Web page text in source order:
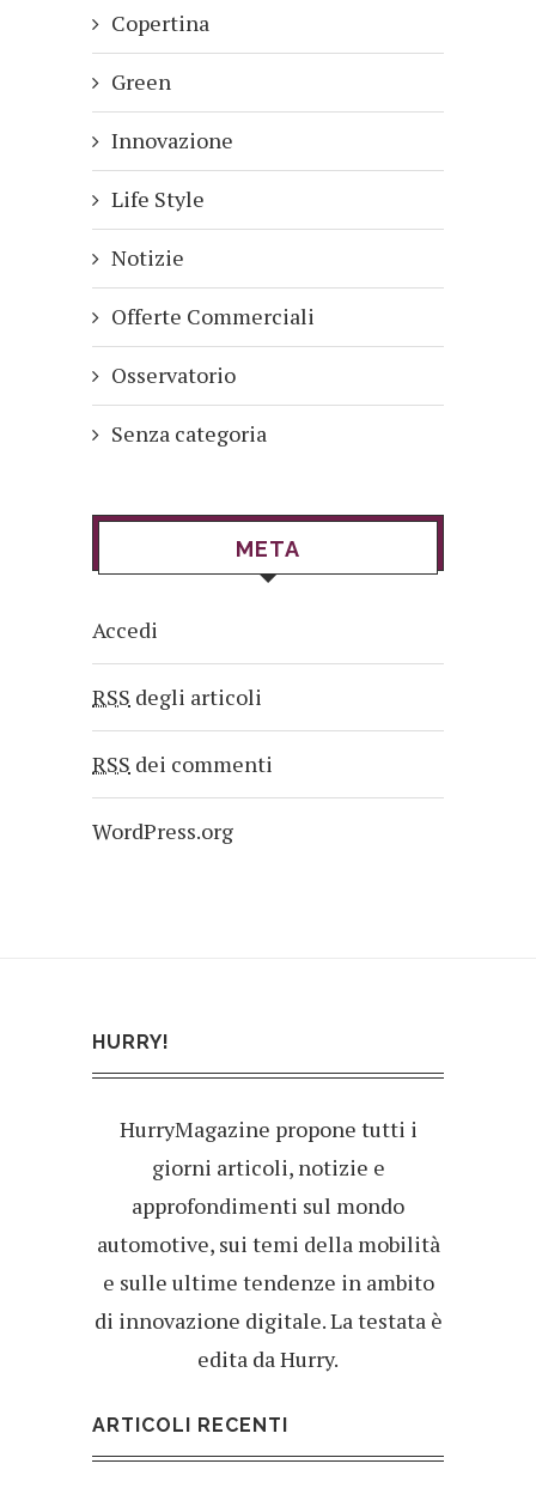
Copertina
Green
Innovazione
Life Style
Notizie
Offerte Commerciali
Osservatorio
Senza categoria
META
Accedi
RSS degli articoli
RSS dei commenti
WordPress.org
HURRY!
HurryMagazine propone tutti i
giorni articoli, notizie e
approfondimenti sul mondo
automotive, sui temi della mobilità
e sulle ultime tendenze in ambito
di innovazione digitale. La testata è
edita da Hurry.
ARTICOLI RECENTI